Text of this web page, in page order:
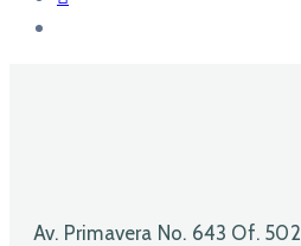
Av. Primavera No. 643 Of. 502